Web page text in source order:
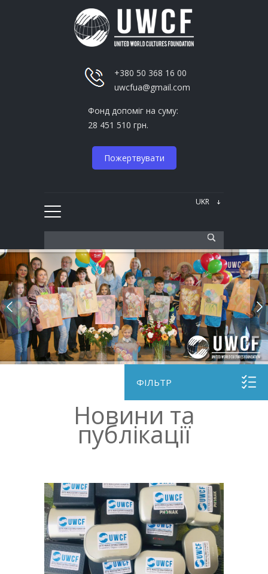
+380 50 368 16 00
uwcfua@gmail.com
Фонд допоміг на суму:
28 451 510 грн.
Пожертвувати
ФІЛЬТР
Новини та
публікації